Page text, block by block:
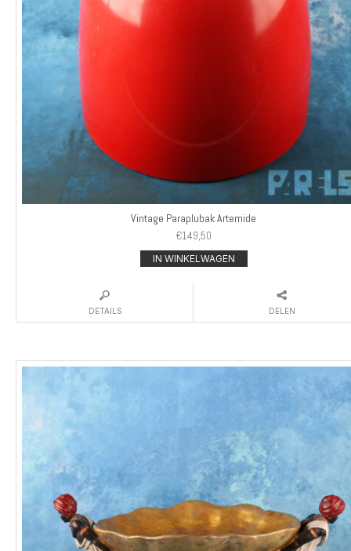
Vintage Paraplubak Artemide
€149,50
IN WINKELWAGEN
DETAILS DELEN